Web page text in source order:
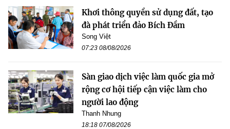
Khơi thông quyền sử dụng đất, tạo
đà phát triển đảo Bích Đầm
Song Việt
07:23 08/08/2026
Sàn giao dịch việc làm quốc gia mở
rộng cơ hội tiếp cận việc làm cho
người lao động
Thanh Nhung
18:18 07/08/2026